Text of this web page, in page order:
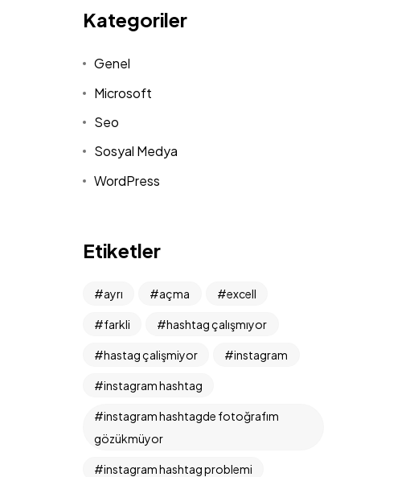
Kategoriler
Genel
Microsoft
Seo
Sosyal Medya
WordPress
Etiketler
ayrı açma excell
farkli hashtag çalışmıyor
hastag çalişmiyor instagram
instagram hashtag
instagram hashtagde fotoğrafım
gözükmüyor
instagram hashtag problemi